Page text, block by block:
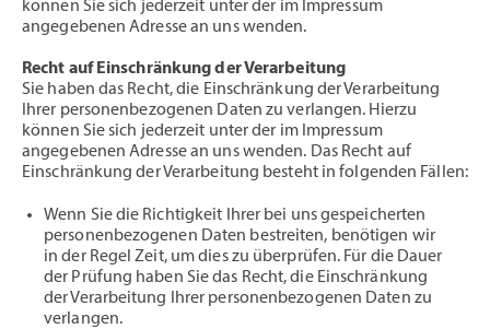
können Sie sich jederzeit unter der im Impressum
angegebenen Adresse an uns wenden.
Recht auf Einschränkung der Verarbeitung
Sie haben das Recht, die Einschränkung der Verarbeitung
Ihrer personenbezogenen Daten zu verlangen. Hierzu
können Sie sich jederzeit unter der im Impressum
angegebenen Adresse an uns wenden. Das Recht auf
Einschränkung der Verarbeitung besteht in folgenden Fällen:
Wenn Sie die Richtigkeit Ihrer bei uns gespeicherten
personenbezogenen Daten bestreiten, benötigen wir
in der Regel Zeit, um dies zu überprüfen. Für die Dauer
der Prüfung haben Sie das Recht, die Einschränkung
der Verarbeitung Ihrer personenbezogenen Daten zu
verlangen.